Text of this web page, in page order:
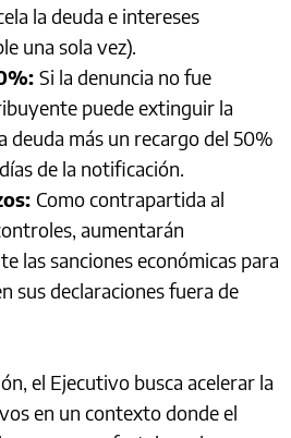
la deuda e intereses
una sola vez).
Si la denuncia no fue
puede extinguir la
deuda más un recargo del 50%
de la notificación.
Como contrapartida al
aumentarán
las sanciones económicas para
sus declaraciones fuera de
el Ejecutivo busca acelerar la
en un contexto donde el